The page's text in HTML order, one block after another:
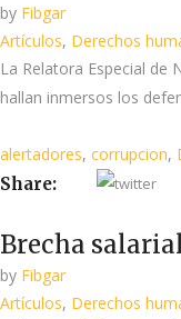
by Fibgar
Artículos, Derechos
La Relatora Especial de
hallan inmersos los
alertadores, corrupcion,
Share:
Brecha
by Fibgar
Artículos, Derechos